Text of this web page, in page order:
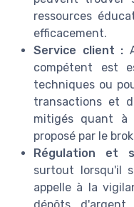
ressources
efficacement.
Service client :
compétent est
techniques ou
transactions et
mitigés quant à
proposé par le
Régulation et
surtout lorsqu'il
appelle à la
dépôts